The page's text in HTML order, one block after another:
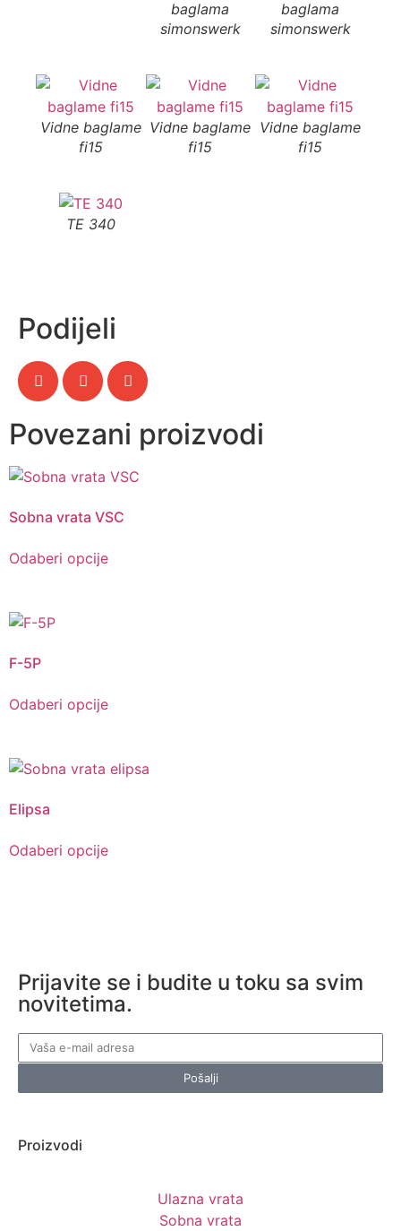
baglama
simonswerk
baglama
simonswerk
Vidne baglame
fi15
Vidne baglame
fi15
Vidne baglame
fi15
TE 340
Podijeli
Povezani proizvodi
Sobna vrata VSC
Odaberi opcije
F-5P
Odaberi opcije
Elipsa
Odaberi opcije
Prijavite se i budite u toku sa svim
novitetima.
Pošalji
Proizvodi
Ulazna vrata
Sobna vrata